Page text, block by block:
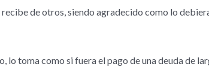
de otros, siendo agradecido como lo
lo toma como si fuera el pago de una deuda de